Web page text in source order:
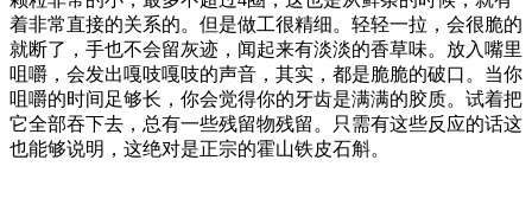
着非常直接的关系的。但是做工很精细。轻轻一拉，会很脆的
就断了，手也不会留灰迹，闻起来有淡淡的香草味。放入嘴里
咀嚼，会发出嘎吱嘎吱的声音，其实，都是脆脆的破口。当你
咀嚼的时间足够长，你会觉得你的牙齿是满满的胶质。试着把
它全部吞下去，总有一些残留物残留。只需有这些反应的话这
也能够说明，这绝对是正宗的霍山铁皮石斛。